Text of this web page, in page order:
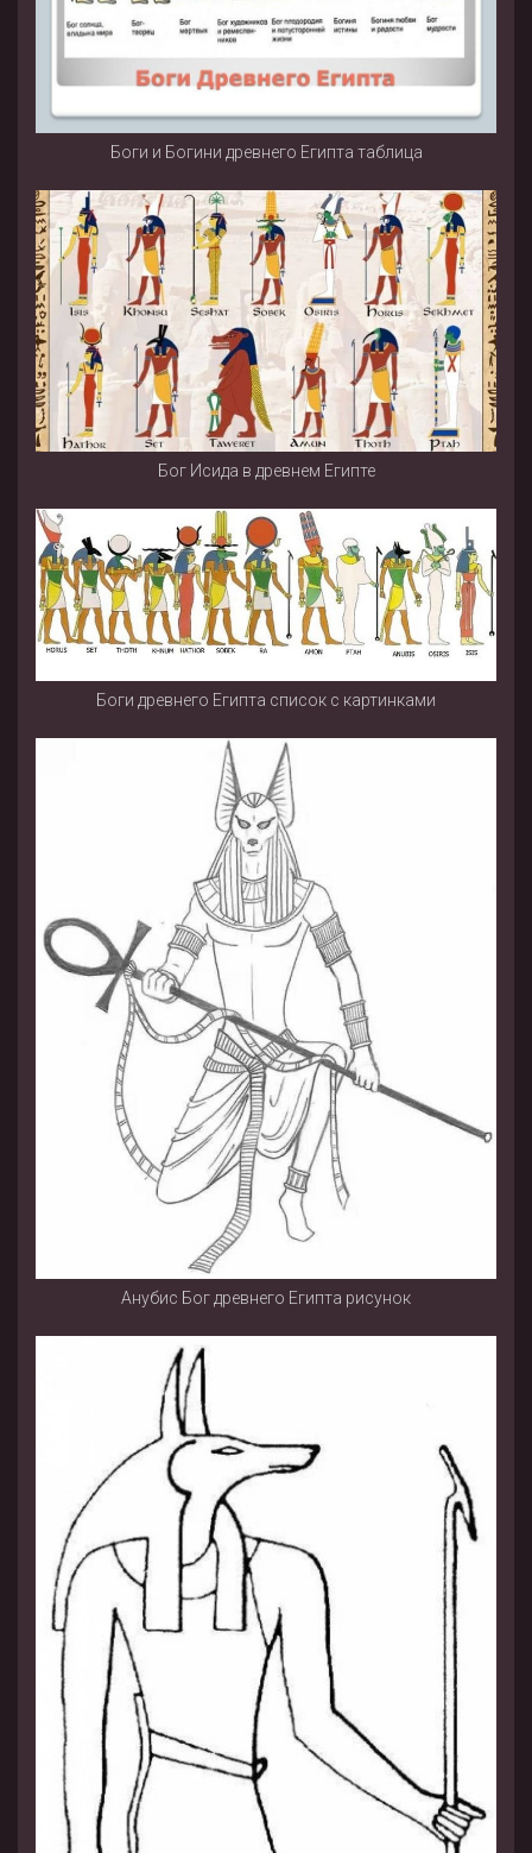
Боги и Богини древнего Египта таблица
Бог Исида в древнем Египте
Боги древнего Египта список с картинками
Анубис Бог древнего Египта рисунок